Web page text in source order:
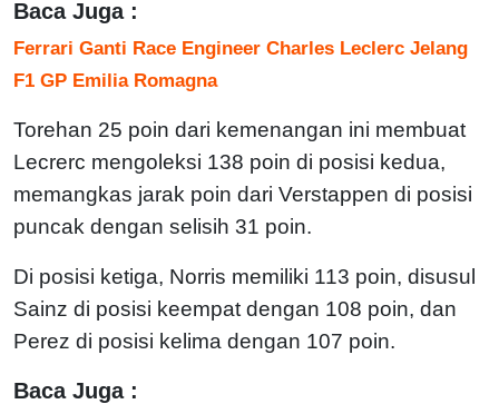
Baca Juga :
Ferrari Ganti Race Engineer Charles Leclerc Jelang
F1 GP Emilia Romagna
Torehan 25 poin dari kemenangan ini membuat
Lecrerc mengoleksi 138 poin di posisi kedua,
memangkas jarak poin dari Verstappen di posisi
puncak dengan selisih 31 poin.
Di posisi ketiga, Norris memiliki 113 poin, disusul
Sainz di posisi keempat dengan 108 poin, dan
Perez di posisi kelima dengan 107 poin.
Baca Juga :